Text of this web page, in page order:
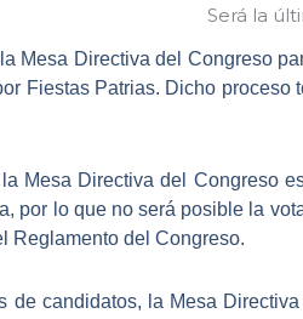
Será la
Mesa Directiva del Congreso
Fiestas Patrias. Dicho proceso
Mesa Directiva del Congresoes
, por lo que no será posible la
Reglamento del Congreso.
de candidatos, la Mesa